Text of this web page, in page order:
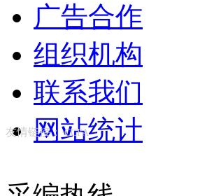
广告合作
组织机构
联系我们
网站统计
友情链接： CCFA